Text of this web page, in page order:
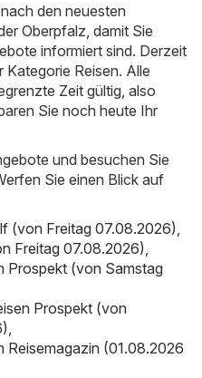
den neuesten
Oberpfalz, damit Sie
informiert sind. Derzeit
Kategorie Reisen. Alle
Zeit gültig, also
Sie noch heute Ihr
und besuchen Sie
Sie einen Blick auf
(von Freitag 07.08.2026)
Freitag 07.08.2026)
Prospekt (von Samstag
Prospekt (von
Reisemagazin (01.08.2026